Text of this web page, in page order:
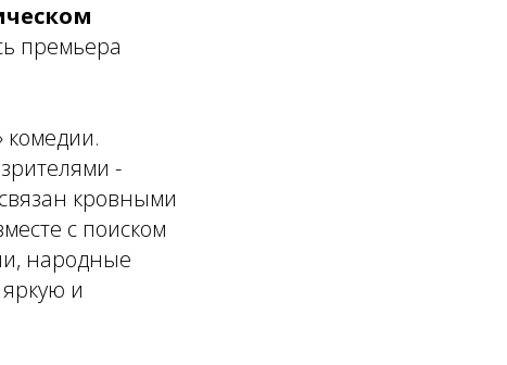
премьера
-
кровными
с поиском
народные
и